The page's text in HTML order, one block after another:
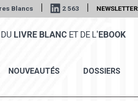
Blancs | 2 563 | NEWSLETTER
LIVRE BLANC ET DE L' EBOOK
NOUVEAUTÉS DOSSIERS